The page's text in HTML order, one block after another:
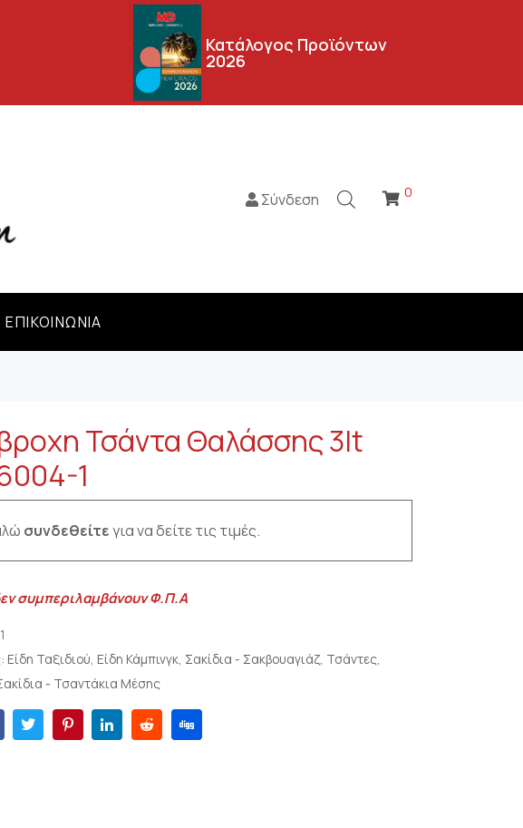
Κατάλογος Προϊόντων
2026
Σύνδεση 0
ΕΠΙΚΟΙΝΩΝΙΑ
Τσάντα Θαλάσσης 3lt
1
συνδεθείτεγια να δείτε τις τιμές.
συμπεριλαμβάνουν Φ.Π.Α
Είδη Ταξιδιού, Είδη Κάμπινγκ, Σακίδια - Σακβουαγιάζ, Τσάντες,
- Τσαντάκια Μέσης